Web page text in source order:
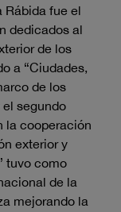
Rábida fue el
dedicados al
de los
a “Ciudades,
de los
el segundo
la cooperación
exterior y
tuvo como
de la
mejorando la